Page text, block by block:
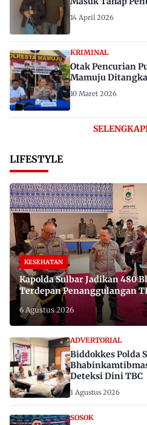
14 April 2026
KRIMINAL
Otak Pencurian
Mamuju
10 Maret 2026
LIFESTYLE
KESEHATAN
Kapolda Sulbar Jadikan 480
Terdepan Penanggulangan
di 650 Desa
6 Agustus 2026
ADVERTORIAL
Biddokkes Polda
Deteksi Dini TBC
1 Agustus 2026
SOSOK